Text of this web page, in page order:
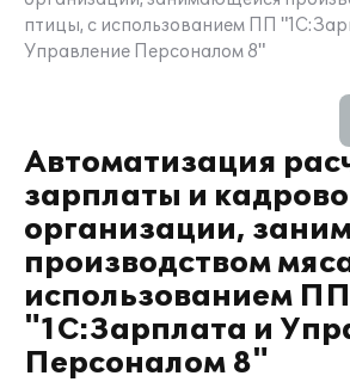
птицы, с использованием ПП
Управление Персоналом 8"
Автоматизация
зарплаты и
организации,
производством
использованием ПП
"1С:Зарплата и
Персоналом 8"